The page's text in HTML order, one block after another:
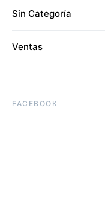
Sin Categoría
Ventas
FACEBOOK